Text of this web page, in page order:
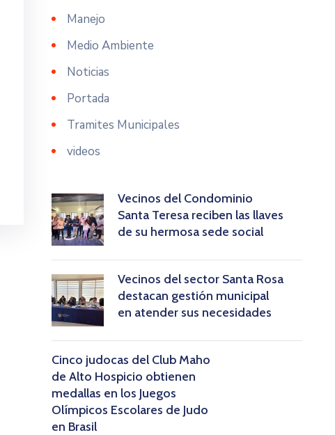
Manejo
Medio Ambiente
Noticias
Portada
Tramites Municipales
videos
Vecinos del Condominio
Santa Teresa reciben las llaves
de su hermosa sede social
Vecinos del sector Santa Rosa
destacan gestión municipal
en atender sus necesidades
Cinco judocas del Club Maho
de Alto Hospicio obtienen
medallas en los Juegos
Olímpicos Escolares de Judo
en Brasil